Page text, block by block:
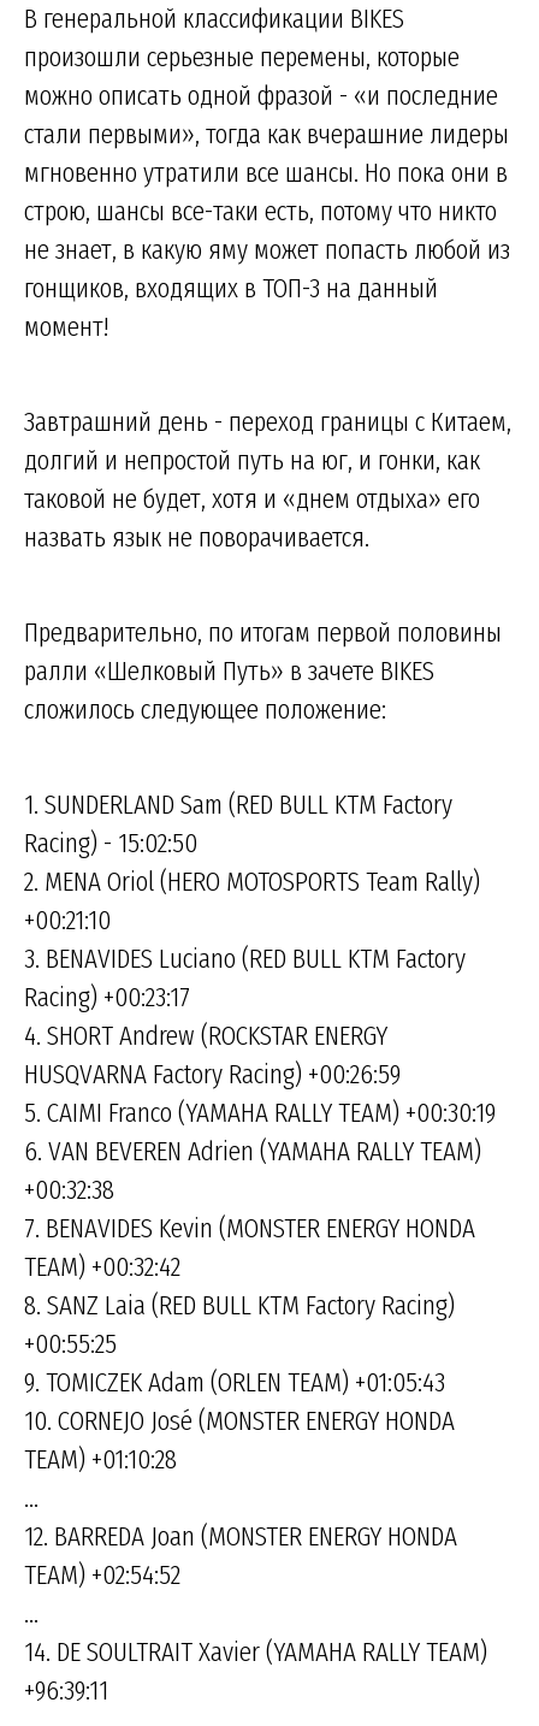
В генеральной классификации BIKES
произошли серьезные перемены, которые
можно описать одной фразой - «и последние
стали первыми», тогда как вчерашние лидеры
мгновенно утратили все шансы. Но пока они в
строю, шансы все-таки есть, потому что никто
не знает, в какую яму может попасть любой из
гонщиков, входящих в ТОП-3 на данный
момент!
Завтрашний день - переход границы с Китаем,
долгий и непростой путь на юг, и гонки, как
таковой не будет, хотя и «днем отдыха» его
назвать язык не поворачивается.
Предварительно, по итогам первой половины
ралли «Шелковый Путь» в зачете BIKES
сложилось следующее положение:
1. SUNDERLAND Sam (RED BULL KTM Factory
Racing) - 15:02:50
2. MENA Oriol (HERO MOTOSPORTS Team Rally)
+00:21:10
3. BENAVIDES Luciano (RED BULL KTM Factory
Racing) +00:23:17
4. SHORT Andrew (ROCKSTAR ENERGY
HUSQVARNA Factory Racing) +00:26:59
5. CAIMI Franco (YAMAHA RALLY TEAM) +00:30:19
6. VAN BEVEREN Adrien (YAMAHA RALLY TEAM)
+00:32:38
7. BENAVIDES Kevin (MONSTER ENERGY HONDA
TEAM) +00:32:42
8. SANZ Laia (RED BULL KTM Factory Racing)
+00:55:25
9. TOMICZEK Adam (ORLEN TEAM) +01:05:43
10. CORNEJO José (MONSTER ENERGY HONDA
TEAM) +01:10:28
...
12. BARREDA Joan (MONSTER ENERGY HONDA
TEAM) +02:54:52
...
14. DE SOULTRAIT Xavier (YAMAHA RALLY TEAM)
+96:39:11